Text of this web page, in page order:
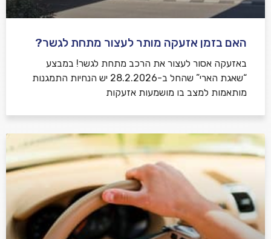
האם בזמן אזעקה מותר לעצור מתחת לגשר?
באזעקה אסור לעצור את הרכב מתחת לגשר! במבצע
“שאגת הארי” שהחל ב-28.2.2026 יש הנחיות התמגנות
מותאמות למצב בו מושמעות אזעקות